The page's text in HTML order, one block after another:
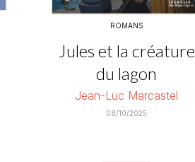
ROMANS
Jules et la créature
du lagon
Jean-Luc Marcastel
08/10/2025